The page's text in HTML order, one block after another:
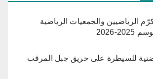
الرياضيين والجمعيات الرياضية
2026
للسيطرة على حريق جبل المرقب